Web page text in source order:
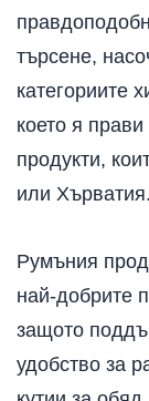
търсене,
категориите
което я
продукти,
или Хърватия.
Румъния
най-добрите
защото
удобство за